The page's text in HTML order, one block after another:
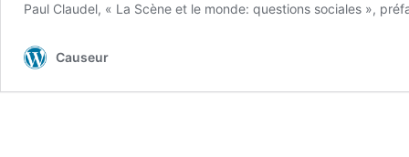
Paul Claudel, « La Scène et le monde: questions sociales »,
Causeur